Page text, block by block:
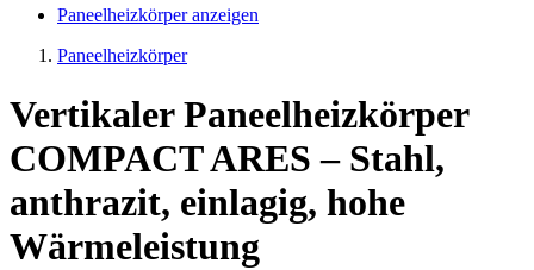
Paneelheizkörper anzeigen
Paneelheizkörper
Vertikaler Paneelheizkörper
COMPACT ARES – Stahl,
anthrazit, einlagig, hohe
Wärmeleistung